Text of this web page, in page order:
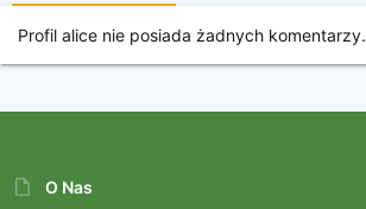
Profil alice nie posiada żadnych komentarzy.
O Nas